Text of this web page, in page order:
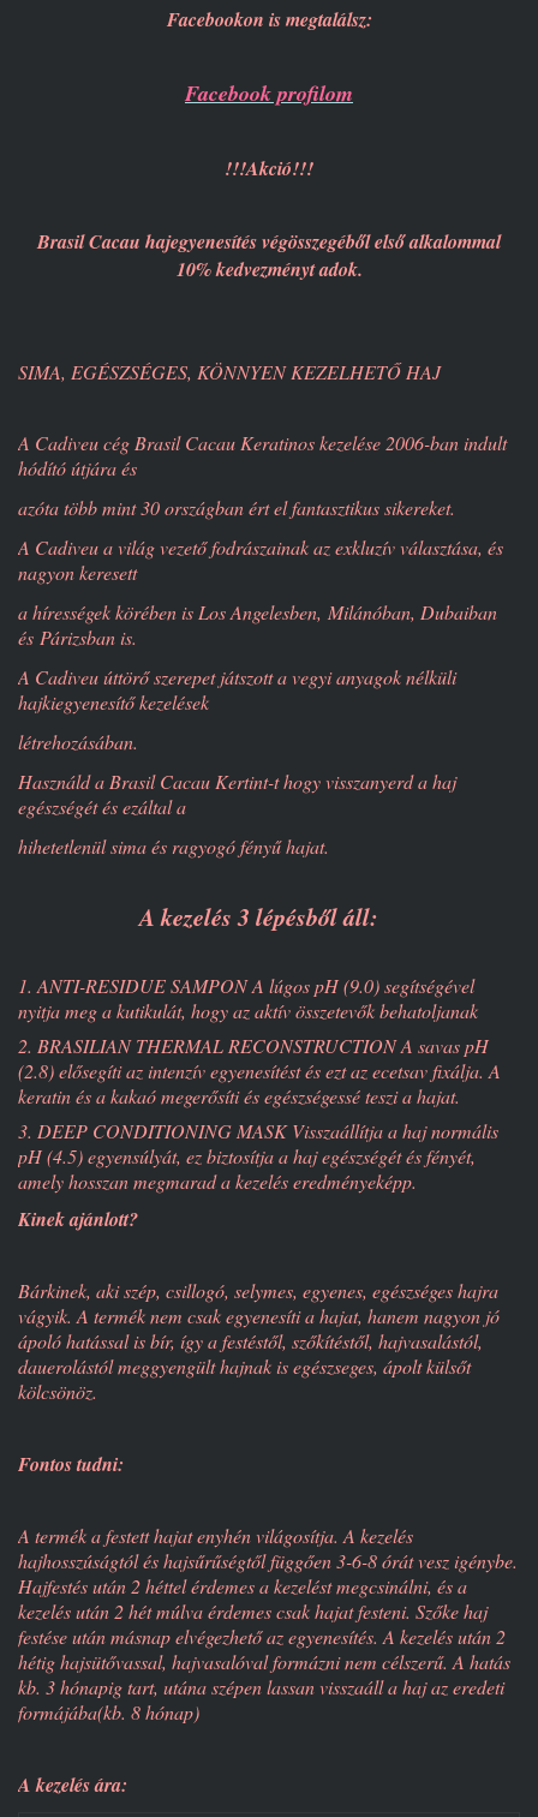
Facebookon is megtalálsz:
Facebook profilom
!!!Akció!!!
Brasil Cacau hajegyenesítés végösszegéből első alkalommal
10% kedvezményt adok.
SIMA, EGÉSZSÉGES, KÖNNYEN KEZELHETŐ HAJ
A Cadiveu cég Brasil Cacau Keratinos kezelése 2006-ban indult
hódító útjára és
azóta több mint 30 országban ért el fantasztikus sikereket.
A Cadiveu a világ vezető fodrászainak az exkluzív választása, és
nagyon keresett
a hírességek körében is Los Angelesben, Milánóban, Dubaiban
és Párizsban is.
A Cadiveu úttörő szerepet játszott a vegyi anyagok nélküli
hajkiegyenesítő kezelések
létrehozásában.
Használd a Brasil Cacau Kertint-t hogy visszanyerd a haj
egészségét és ezáltal a
hihetetlenül sima és ragyogó fényű hajat.
A kezelés 3 lépésből áll:
1. ANTI-RESIDUE SAMPON A lúgos pH (9.0) segítségével
nyitja meg a kutikulát, hogy az aktív összetevők behatoljanak
2. BRASILIAN THERMAL RECONSTRUCTION A savas pH
(2.8) elősegíti az intenzív egyenesítést és ezt az ecetsav fixálja. A
keratin és a kakaó megerősíti és egészségessé teszi a hajat.
3. DEEP CONDITIONING MASK Visszaállítja a haj normális
pH (4.5) egyensúlyát, ez biztosítja a haj egészségét és fényét,
amely hosszan megmarad a kezelés eredményeképp.
Kinek ajánlott?
Bárkinek, aki szép, csillogó, selymes, egyenes, egészséges hajra
vágyik. A termék nem csak egyenesíti a hajat, hanem nagyon jó
ápoló hatással is bír, így a festéstől, szőkítéstől, hajvasalástól,
dauerolástól meggyengült hajnak is egészseges, ápolt külsőt
kölcsönöz.
Fontos tudni:
A termék a festett hajat enyhén világosítja. A kezelés
hajhosszúságtól és hajsűrűségtől függően 3-6-8 órát vesz igénybe.
Hajfestés után 2 héttel érdemes a kezelést megcsinálni, és a
kezelés után 2 hét múlva érdemes csak hajat festeni. Szőke haj
festése után másnap elvégezhető az egyenesítés. A kezelés után 2
hétig hajsütővassal, hajvasalóval formázni nem célszerű. A hatás
kb. 3 hónapig tart, utána szépen lassan visszaáll a haj az eredeti
formájába(kb. 8 hónap)
A kezelés ára: